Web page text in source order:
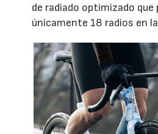
de radiado optimizado
únicamente 18 radios en